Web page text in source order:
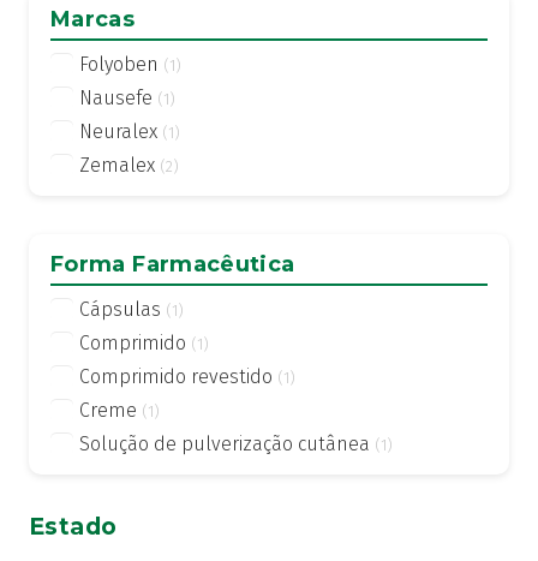
Marcas
Folyoben (1)
Nausefe (1)
Neuralex (1)
Zemalex (2)
Forma Farmacêutica
Cápsulas (1)
Comprimido (1)
Comprimido revestido (1)
Creme (1)
Solução de pulverização cutânea (1)
Estado